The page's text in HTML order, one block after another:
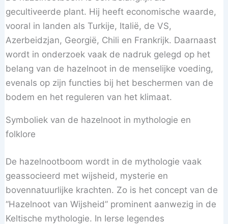
gecultiveerde plant. Hij heeft economische waarde,
vooral in landen als Turkije, Italië, de VS,
Azerbeidzjan, Georgië, Chili en Frankrijk. Daarnaast
wordt in onderzoek vaak de nadruk gelegd op het
belang van de hazelnoot in de menselijke voeding,
evenals op zijn functies bij het beschermen van de
bodem en het reguleren van het klimaat.
Symboliek van de hazelnoot in mythologie en
folklore
De hazelnootboom wordt in de mythologie vaak
geassocieerd met wijsheid, mysterie en
bovennatuurlijke krachten. Zo is het concept van de
“Hazelnoot van Wijsheid” prominent aanwezig in de
Keltische mythologie. In Ierse legendes